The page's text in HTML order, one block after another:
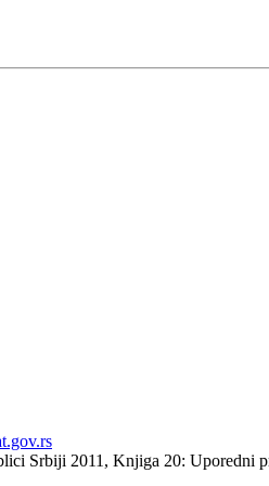
Srbiji 2011, Knjiga 20: Uporedni